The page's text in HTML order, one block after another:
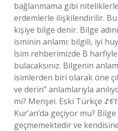
bağlanmama gibi
erdemlerle ilişkilendirilir.
kişiye bilge denir. Bilge
isminin anlamı: bilgili, iyi
İsim rehberimizde B
bulacaksınız. Bilgenin
isimlerden biri olarak öne
ve derin” anlamlarıyla
mi? Menşei. Eski Türkçe 𐰋𐰃𐰠𐰏𐰀‎ (b²il²ga). Bilge ismi
Kur’an’da geçiyor mu? Bilge
geçmemektedir ve